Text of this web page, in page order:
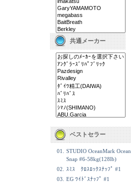
共通メーカー
ベストセラー
01.
STUDIO OceanMark Ocean
Snap #6-58kg(128lb)
02.
ｽﾐｽ ｸﾛｽﾛｯｸｽﾅｯﾌﾟ #1
03.
EG ﾜｲﾄﾞｽﾅｯﾌﾟ #1